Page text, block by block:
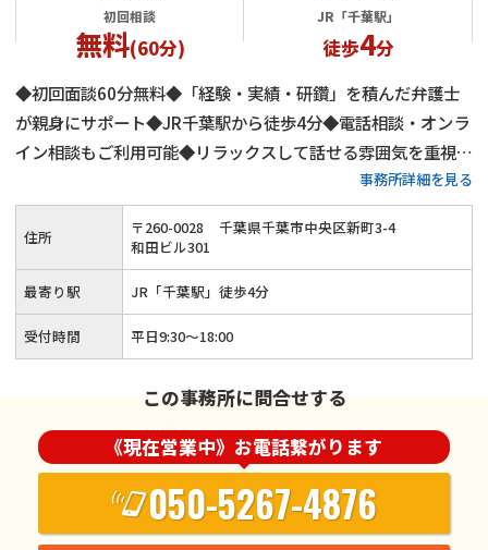
初回相談
無料(60分)
JR「千葉駅」
徒歩4分
◆初回面談60分無料◆「経験・実績・研鑽」を積んだ弁護士
が親身にサポート◆JR千葉駅から徒歩4分◆電話相談・オンラ
イン相談もご利用可能◆リラックスして話せる雰囲気を重視◆
お子様連れも対応可能◆親権や面会交流など子供に関する問題
にも注力
事務所詳細を見る
住所 〒260-0028
千葉県千葉市中央区新町3-4
和田ビル301
最寄り駅 JR「千葉駅」徒歩4分
受付時間 平日9:30〜18:00
この事務所に問合せする
《現在営業中》お電話繋がります
050-5267-4876